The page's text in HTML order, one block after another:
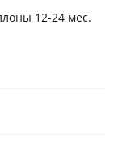
12-24 мес.